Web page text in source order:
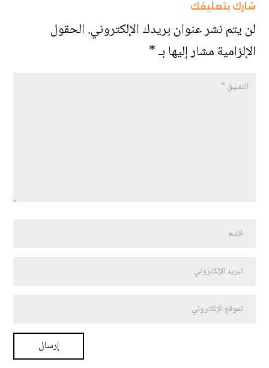
شارك بتعليقك
لن يتم نشر عنوان بريدك الإلكتروني.الحقول
الإلزامية مشار إليها بـ*